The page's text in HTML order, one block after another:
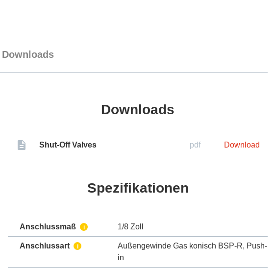
Downloads
Downloads
Shut-Off Valves pdf Download
Spezifikationen
Anschlussmaß i 1/8 Zoll
Anschlussart i Außengewinde Gas konisch BSP-R, Push-
in